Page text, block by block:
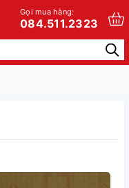
Gọi mua hàng:
084.511.2323